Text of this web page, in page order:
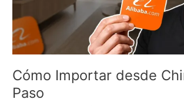
Cómo Importar desde
Paso
Paso